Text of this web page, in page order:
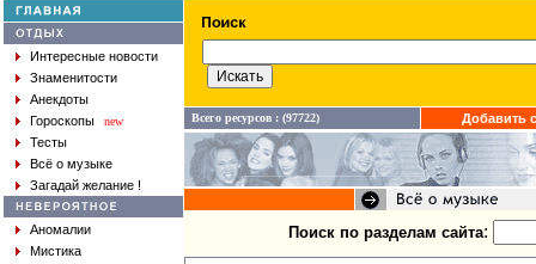
Интересные новости
Знаменитости
Анекдоты
Гороскопы
new
Тесты
Всё о музыке
Загадай желание !
Аномалии
Мистика
Всего ресурсов : (97722) Добавить
Поиск по разделам сайта: